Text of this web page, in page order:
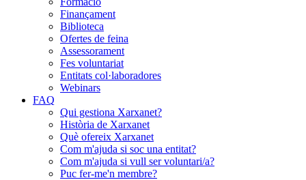
Finançament
Biblioteca
Ofertes de feina
Assessorament
Fes voluntariat
Entitats col·laboradores
Webinars
FAQ
Qui gestiona Xarxanet?
Història de Xarxanet
Què ofereix Xarxanet
Com m'ajuda si soc una entitat?
Com m'ajuda si vull ser voluntari/a?
Puc fer-me'n membre?